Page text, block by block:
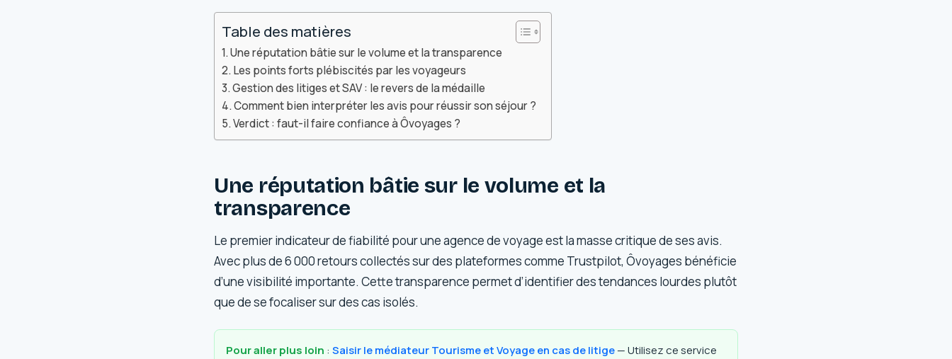
Table des matières
Une réputation bâtie sur le volume et la transparence
Les points forts plébiscités par les voyageurs
Gestion des litiges et SAV : le revers de la médaille
Comment bien interpréter les avis pour réussir son séjour ?
Verdict : faut-il faire confiance à Ôvoyages ?
Une réputation bâtie sur le volume et la
transparence
Le premier indicateur de fiabilité pour une agence de voyage est la masse critique de ses avis.
Avec plus de 6 000 retours collectés sur des plateformes comme Trustpilot, Ôvoyages bénéficie
d’une visibilité importante. Cette transparence permet d’identifier des tendances lourdes plutôt
que de se focaliser sur des cas isolés.
Pour aller plus loin : Saisir le médiateur Tourisme et Voyage en cas de litige— Utilisez ce service